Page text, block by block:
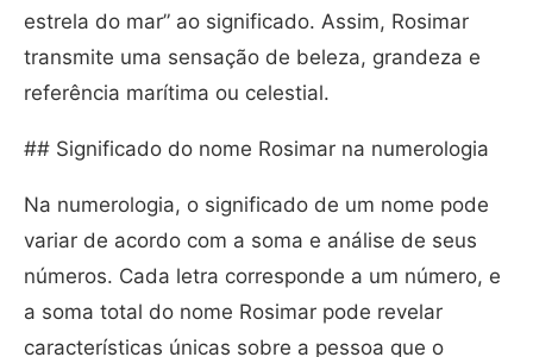
estrela do mar” ao significado. Assim, Rosimar
transmite uma sensação de beleza, grandeza e
referência marítima ou celestial.
## Significado do nome Rosimar na numerologia
Na numerologia, o significado de um nome pode
variar de acordo com a soma e análise de seus
números. Cada letra corresponde a um número, e
a soma total do nome Rosimar pode revelar
características únicas sobre a pessoa que o